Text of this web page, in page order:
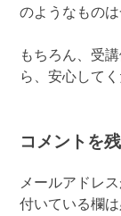
のようなものは
もちろん、受
ら、安心してく
コメントを
メールアドレ
付いている欄